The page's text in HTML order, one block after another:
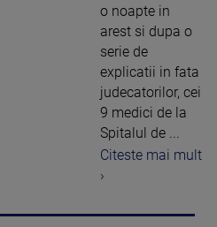
o noapte in
arest si dupa o
serie de
explicatii in fata
judecatorilor, cei
9 medici de la
Spitalul de ...
Citeste mai mult
›